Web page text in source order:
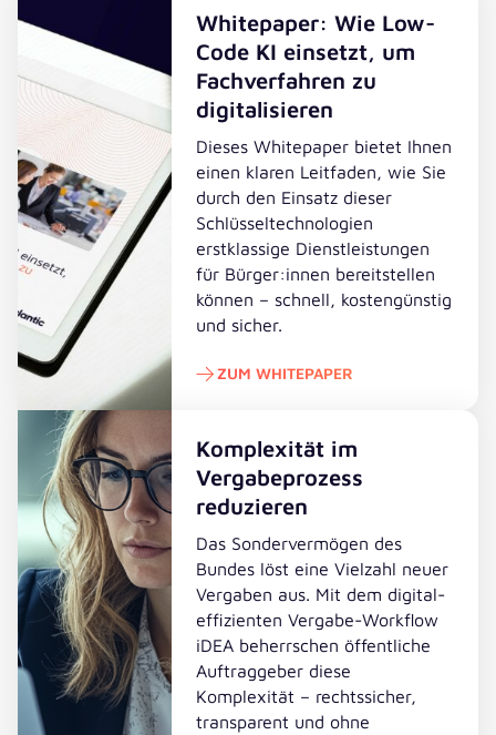
Whitepaper: Wie Low-
Code KI einsetzt, um
Fachverfahren zu
digitalisieren
Dieses Whitepaper bietet Ihnen
einen klaren Leitfaden, wie Sie
durch den Einsatz dieser
Schlüsseltechnologien
erstklassige Dienstleistungen
für Bürger:innen bereitstellen
können – schnell, kostengünstig
und sicher.
ZUM WHITEPAPER
Komplexität im
Vergabeprozess
reduzieren
Das Sondervermögen des
Bundes löst eine Vielzahl neuer
Vergaben aus. Mit dem digital-
effizienten Vergabe-Workflow
iDEA beherrschen öffentliche
Auftraggeber diese
Komplexität – rechtssicher,
transparent und ohne